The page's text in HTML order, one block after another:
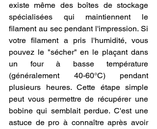
existe même des boîtes de stockage
spécialisées qui maintiennent le
filament au sec pendant l'impression. Si
votre filament a pris l'humidité, vous
pouvez le "sécher" en le plaçant dans
un four à basse température
(généralement 40-60°C) pendant
plusieurs heures. Cette étape simple
peut vous permettre de récupérer une
bobine qui semblait perdue. C'est une
astuce de pro à connaître après avoir